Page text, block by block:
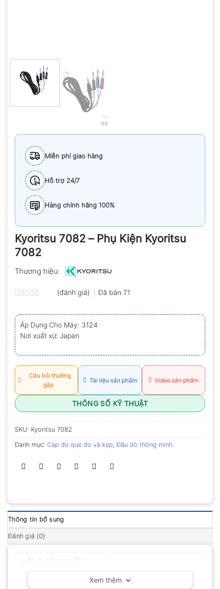
Miễn phí giao hàng
Hỗ trợ 24/7
Hàng chính hãng 100%
Kyoritsu 7082 – Phụ Kiện Kyoritsu
7082
Thương hiệu:
xếp
hạng
0.0
5
sao
(đánh giá) Đã bán 71
Áp Dụng Cho Máy: 3124
Nơi xuất xứ: Japan
Câu hỏi thường
gặp
Tài liệu sản phẩm Video sản phẩm
THÔNG SỐ KỸ THUẬT
SKU: Kyoritsu 7082
Danh mục: Cáp đo que đo và kẹp,Đầu dò thông minh
Thông tin bổ sung
Đánh giá (0)
Xem thêm